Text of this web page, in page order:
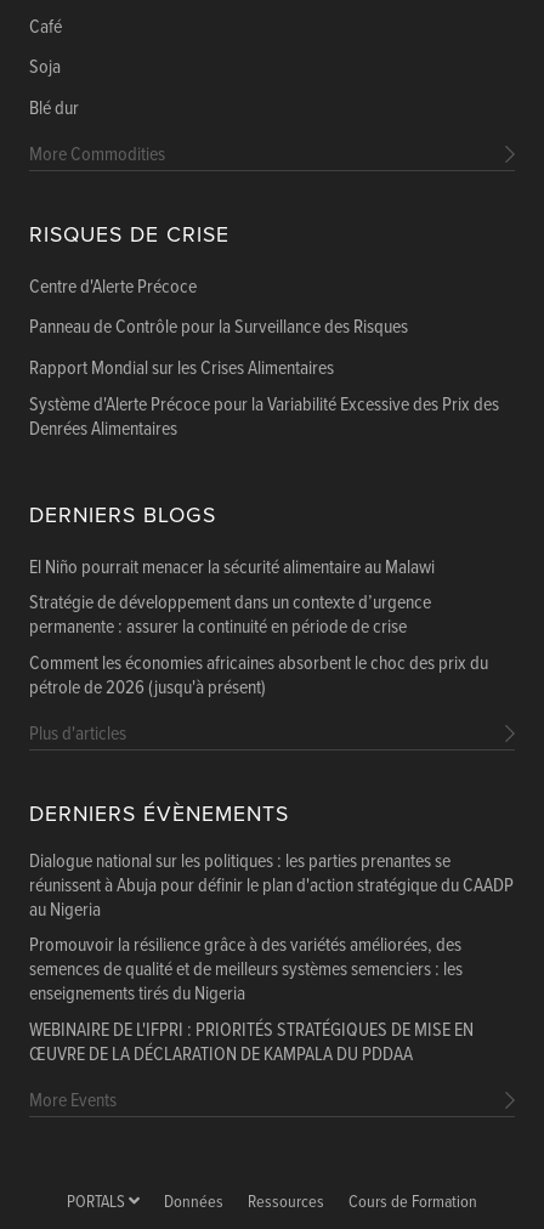
Café
Soja
Blé dur
More Commodities
RISQUES DE CRISE
Centre d'Alerte Précoce
Panneau de Contrôle pour la Surveillance des Risques
Rapport Mondial sur les Crises Alimentaires
Système d'Alerte Précoce pour la Variabilité Excessive des Prix des
Denrées Alimentaires
DERNIERS BLOGS
El Niño pourrait menacer la sécurité alimentaire au Malawi
Stratégie de développement dans un contexte d’urgence
permanente : assurer la continuité en période de crise
Comment les économies africaines absorbent le choc des prix du
pétrole de 2026 (jusqu'à présent)
Plus d'articles
DERNIERS ÉVÈNEMENTS
Dialogue national sur les politiques : les parties prenantes se
réunissent à Abuja pour définir le plan d'action stratégique du CAADP
au Nigeria
Promouvoir la résilience grâce à des variétés améliorées, des
semences de qualité et de meilleurs systèmes semenciers : les
enseignements tirés du Nigeria
WEBINAIRE DE L'IFPRI : PRIORITÉS STRATÉGIQUES DE MISE EN
ŒUVRE DE LA DÉCLARATION DE KAMPALA DU PDDAA
More Events
PORTALS Données Ressources Cours de Formation